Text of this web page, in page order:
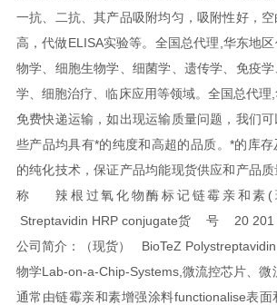
一抗、二抗、其产品吸附均匀，吸附性好，
高，代做ELISA实验等。 全国总代理,华东地
物学、细胞生物学、细菌学、遗传学、免疫
学、细胞治疗、临床应用等领域。全国总代理
免费快递运输，如出现运输质量问题，我们
些产品均具有*的纯度和高超的品质。*的库
的纯化技术，保证产品均能现货供应和产品质
称 辣根过氧化物酶标记链霉亲和素(
Streptavidin HRP conjugate货 号 20 201
公司简介：（现货） BioTeZ
物学Lab-on-a-Chip-Systems,微流控芯片、微
通常由链霉亲和素增强涂料functionalise表